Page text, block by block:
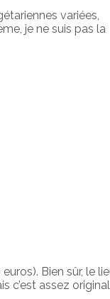
variées,
je ne suis pas la
Bien sûr, le
assez original,